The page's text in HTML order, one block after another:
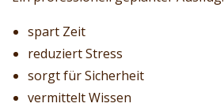
spart Zeit
reduziert Stress
sorgt für Sicherheit
vermittelt Wissen